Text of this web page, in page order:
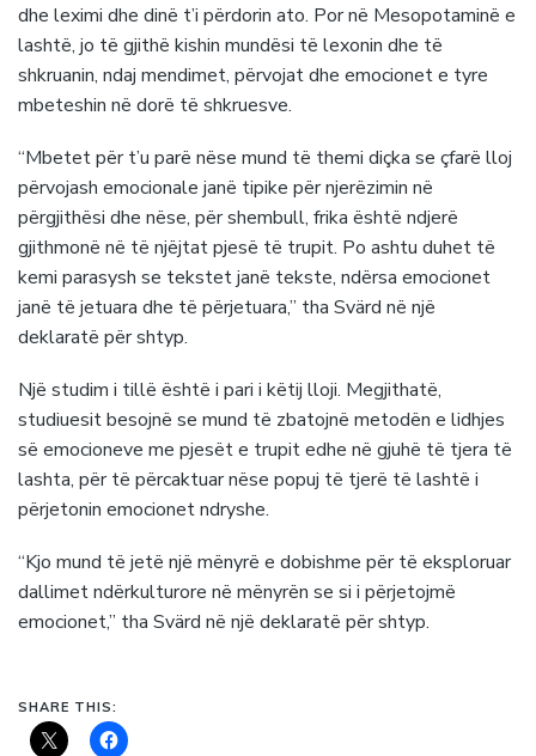
dhe leximi dhe dinë t’i përdorin ato. Por në Mesopotaminë e
lashtë, jo të gjithë kishin mundësi të lexonin dhe të
shkruanin, ndaj mendimet, përvojat dhe emocionet e tyre
mbeteshin në dorë të shkruesve.
“Mbetet për t’u parë nëse mund të themi diçka se çfarë lloj
përvojash emocionale janë tipike për njerëzimin në
përgjithësi dhe nëse, për shembull, frika është ndjerë
gjithmonë në të njëjtat pjesë të trupit. Po ashtu duhet të
kemi parasysh se tekstet janë tekste, ndërsa emocionet
janë të jetuara dhe të përjetuara,” tha Svärd në një
deklaratë për shtyp.
Një studim i tillë është i pari i këtij lloji. Megjithatë,
studiuesit besojnë se mund të zbatojnë metodën e lidhjes
së emocioneve me pjesët e trupit edhe në gjuhë të tjera të
lashta, për të përcaktuar nëse popuj të tjerë të lashtë i
përjetonin emocionet ndryshe.
“Kjo mund të jetë një mënyrë e dobishme për të eksploruar
dallimet ndërkulturore në mënyrën se si i përjetojmë
emocionet,” tha Svärd në një deklaratë për shtyp.
SHARE THIS: